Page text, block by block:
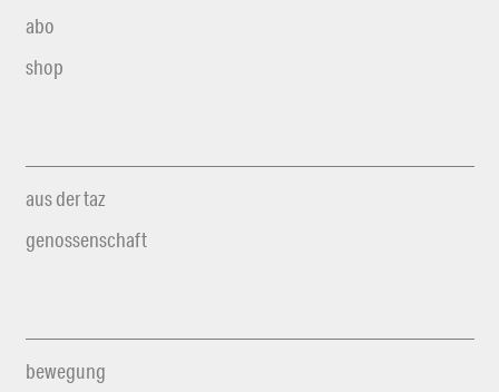
abo
shop
aus der taz
genossenschaft
bewegung